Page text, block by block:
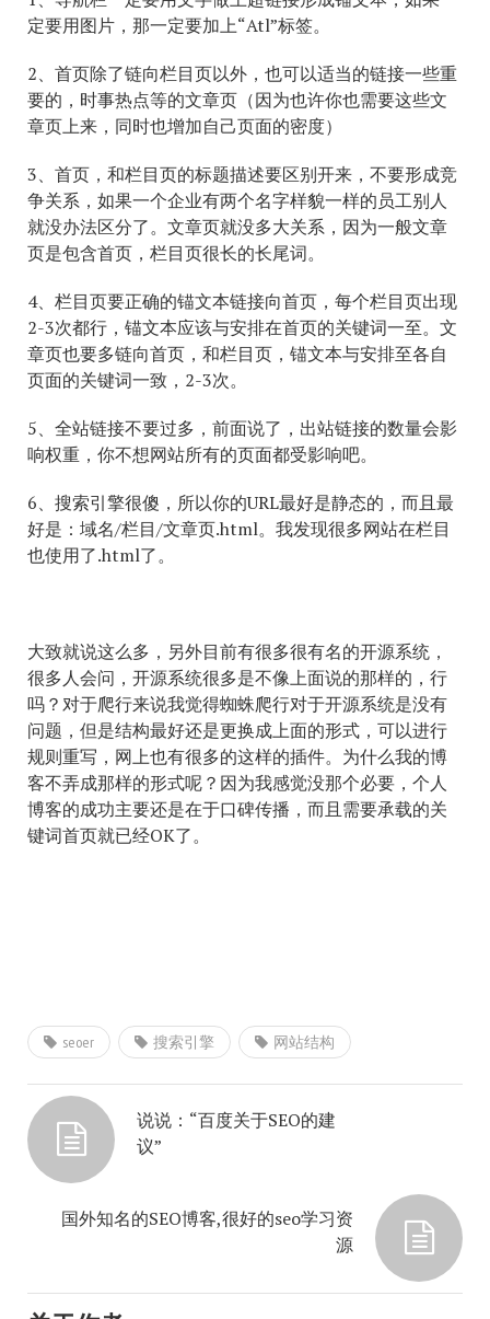
定要用图片，那一定要加上“Atl”标签。
2、首页除了链向栏目页以外，也可以适当的链接一些重
要的，时事热点等的文章页（因为也许你也需要这些文
章页上来，同时也增加自己页面的密度）
3、首页，和栏目页的标题描述要区别开来，不要形成竞
争关系，如果一个企业有两个名字样貌一样的员工别人
就没办法区分了。文章页就没多大关系，因为一般文章
页是包含首页，栏目页很长的长尾词。
4、栏目页要正确的锚文本链接向首页，每个栏目页出现
2-3次都行，锚文本应该与安排在首页的关键词一至。文
章页也要多链向首页，和栏目页，锚文本与安排至各自
页面的关键词一致，2-3次。
5、全站链接不要过多，前面说了，出站链接的数量会影
响权重，你不想网站所有的页面都受影响吧。
6、搜索引擎很傻，所以你的URL最好是静态的，而且最
好是：域名/栏目/文章页.html。我发现很多网站在栏目
也使用了.html了。
大致就说这么多，另外目前有很多很有名的开源系统，
很多人会问，开源系统很多是不像上面说的那样的，行
吗？对于爬行来说我觉得蜘蛛爬行对于开源系统是没有
问题，但是结构最好还是更换成上面的形式，可以进行
规则重写，网上也有很多的这样的插件。为什么我的博
客不弄成那样的形式呢？因为我感觉没那个必要，个人
博客的成功主要还是在于口碑传播，而且需要承载的关
键词首页就已经OK了。
seoer 搜索引擎 网站结构
说说：“百度关于SEO的建
议”
国外知名的SEO博客,很好的seo学习资
源